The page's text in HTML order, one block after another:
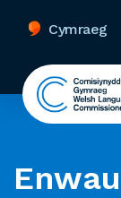
Cymraeg